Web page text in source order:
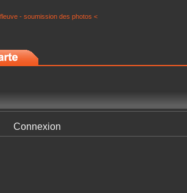
- soumission des photos <
Connexion